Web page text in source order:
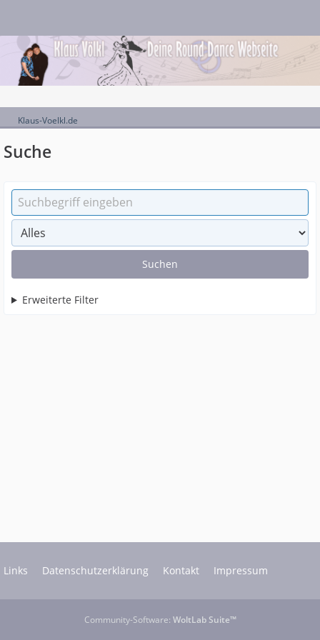
Klaus-Voelkl.de
Suche
Suchen
Erweiterte Filter
Links Datenschutzerklärung Kontakt Impressum
Community-Software: WoltLab Suite™